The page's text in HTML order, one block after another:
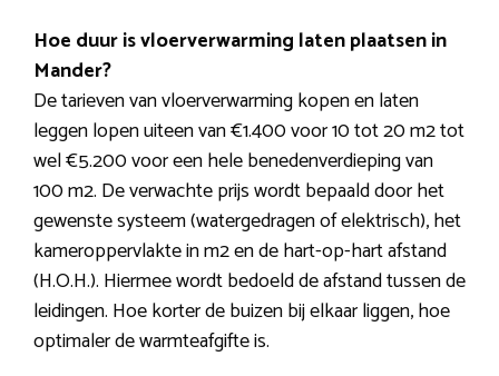
Hoe duur is vloerverwarming laten plaatsen in
Mander?
De tarieven van vloerverwarming kopen en laten
leggen lopen uiteen van €1.400 voor 10 tot 20 m2 tot
wel €5.200 voor een hele benedenverdieping van
100 m2. De verwachte prijs wordt bepaald door het
gewenste systeem (watergedragen of elektrisch), het
kameroppervlakte in m2 en de hart-op-hart afstand
(H.O.H.). Hiermee wordt bedoeld de afstand tussen de
leidingen. Hoe korter de buizen bij elkaar liggen, hoe
optimaler de warmteafgifte is.